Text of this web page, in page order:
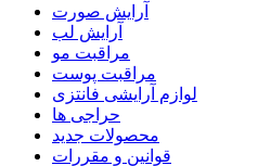
آرایش صورت
آرایش لب
مراقبت مو
مراقبت پوست
لوازم آرایشی فانتزی
حراجی ها
محصولات جدید
قوانین و مقررات